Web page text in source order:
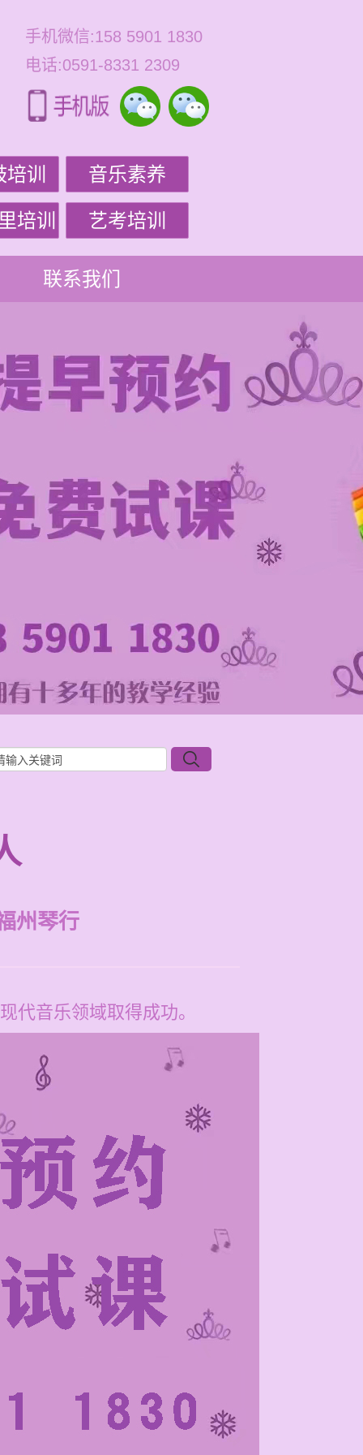
手机微信:158 5901 1830
电话:0591-8331 2309
训 音乐素养
培训 艺考培训
联系我们
州琴行
代音乐领域取得成功。